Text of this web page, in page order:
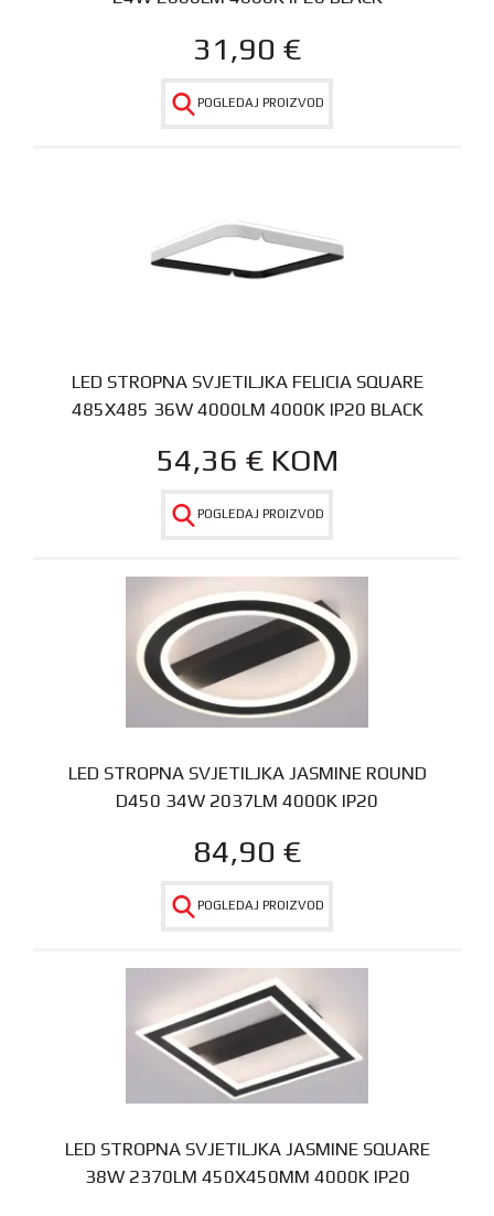
31,90 €
POGLEDAJ PROIZVOD
LED STROPNA SVJETILJKA FELICIA SQUARE
485X485 36W 4000LM 4000K IP20 BLACK
54,36 € KOM
POGLEDAJ PROIZVOD
LED STROPNA SVJETILJKA JASMINE ROUND
D450 34W 2037LM 4000K IP20
84,90 €
POGLEDAJ PROIZVOD
LED STROPNA SVJETILJKA JASMINE SQUARE
38W 2370LM 450X450MM 4000K IP20